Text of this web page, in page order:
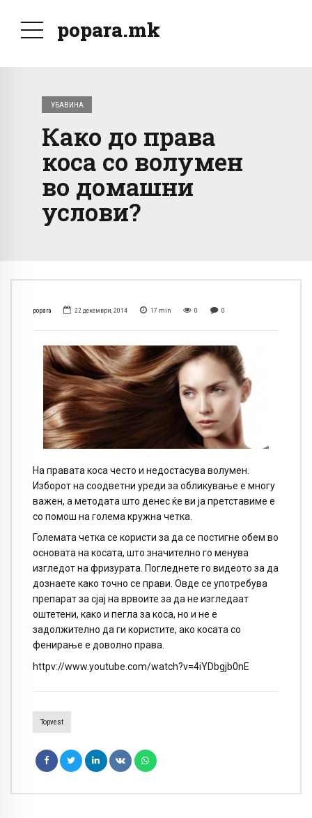
popara.mk
УБАВИНА
Како до права
коса со волумен
во домашни
услови?
popara 22 декември, 2014 17 min 0 0
На правата коса често и недостасува волумен.
Изборот на соодветни уреди за обликување е многу
важен, а методата што денес ќе ви ја претставиме е
со помош на голема кружна четка.
Големата четка се користи за да се постигне обем во
основата на косата, што значително го менува
изгледот на фризурата. Погледнете го видеото за да
дознаете како точно се прави. Овде се употребува
препарат за сјај на врвоите за да не изгледаат
оштетени, како и пегла за коса, но и не е
задолжително да ги користите, ако косата со
фенирање е доволно права.
httpv://www.youtube.com/watch?v=4iYDbgjb0nE
Topvest